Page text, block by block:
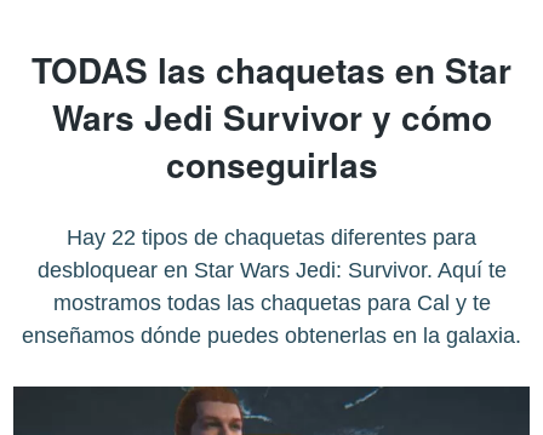
TODAS las chaquetas en Star
Wars Jedi Survivor y cómo
conseguirlas
Hay 22 tipos de chaquetas diferentes para
desbloquear en Star Wars Jedi: Survivor. Aquí te
mostramos todas las chaquetas para Cal y te
enseñamos dónde puedes obtenerlas en la galaxia.